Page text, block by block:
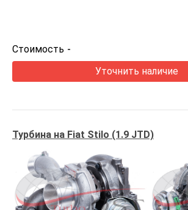
Стоимость -
Уточнить наличие
Турбина на Fiat Stilo (1.9 JTD)